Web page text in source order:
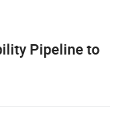
Pipeline to